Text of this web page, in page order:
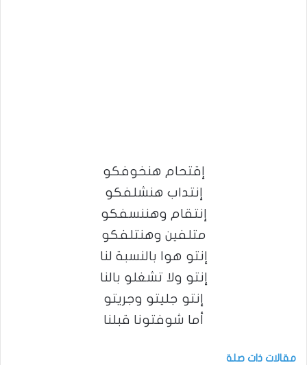
إقتحام هنخوفكو
إنتداب هنشلفكو
إنتقام وهننسفكو
متلفين وهنتلفكو
إنتو هوا بالنسبة لنا
إنتو ولا تشغلو بالنا
إنتو جليتو وجريتو
أما شوفتونا قبلنا
مقالات ذات صلة